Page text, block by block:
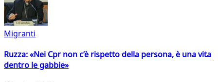
Migranti
Ruzza: «Nei Cpr non c’è rispetto della persona, è una vita
dentro le gabbie»